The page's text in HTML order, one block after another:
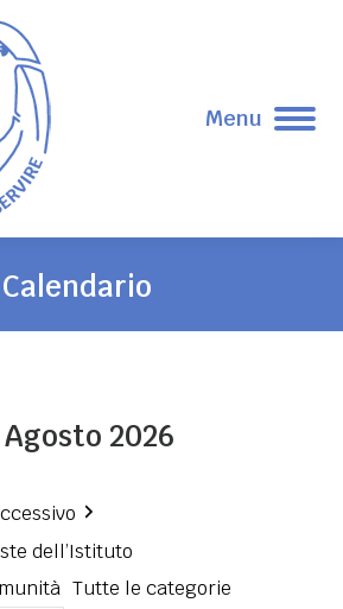
Menu
Calendario
Tu sei qui:
Agosto 2026
dell’Istituto
Tutte le categorie